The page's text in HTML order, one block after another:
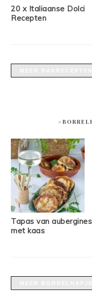
20 x Italiaanse Dolci
Recepten
Tapas van aubergines
met kaas